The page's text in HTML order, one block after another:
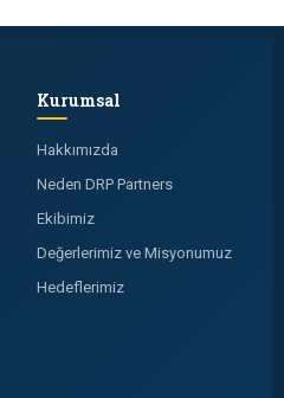
Kurumsal
Hakkımızda
Neden DRP Partners
Ekibimiz
Değerlerimiz ve Misyonumuz
Hedeflerimiz